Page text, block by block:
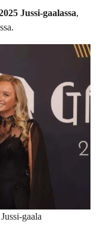
Jussi-gaalassa,
gaala